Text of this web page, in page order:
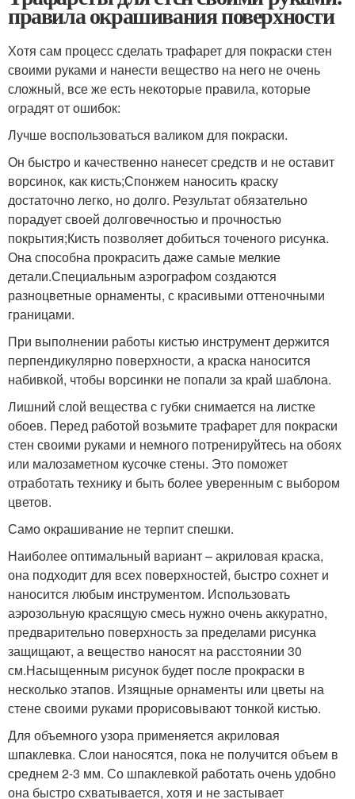
правила окрашивания поверхности
Хотя сам процесс сделать трафарет для покраски стен
своими руками и нанести вещество на него не очень
сложный, все же есть некоторые правила, которые
оградят от ошибок:
Лучше воспользоваться валиком для покраски.
Он быстро и качественно нанесет средств и не оставит
ворсинок, как кисть;Спонжем наносить краску
достаточно легко, но долго. Результат обязательно
порадует своей долговечностью и прочностью
покрытия;Кисть позволяет добиться точеного рисунка.
Она способна прокрасить даже самые мелкие
детали.Специальным аэрографом создаются
разноцветные орнаменты, с красивыми оттеночными
границами.
При выполнении работы кистью инструмент держится
перпендикулярно поверхности, а краска наносится
набивкой, чтобы ворсинки не попали за край шаблона.
Лишний слой вещества с губки снимается на листке
обоев. Перед работой возьмите трафарет для покраски
стен своими руками и немного потренируйтесь на обоях
или малозаметном кусочке стены. Это поможет
отработать технику и быть более уверенным с выбором
цветов.
Само окрашивание не терпит спешки.
Наиболее оптимальный вариант – акриловая краска,
она подходит для всех поверхностей, быстро сохнет и
наносится любым инструментом. Использовать
аэрозольную красящую смесь нужно очень аккуратно,
предварительно поверхность за пределами рисунка
защищают, а вещество наносят на расстоянии 30
см.Насыщенным рисунок будет после прокраски в
несколько этапов. Изящные орнаменты или цветы на
стене своими руками прорисовывают тонкой кистью.
Для объемного узора применяется акриловая
шпаклевка. Слои наносятся, пока не получится объем в
среднем 2-3 мм. Со шпаклевкой работать очень удобно
она быстро схватывается, хотя и не застывает